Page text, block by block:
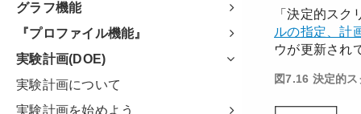
グラフ機能
『プロファイル機能』
実験計画(DOE)
実験計画について
実験計画を始めよう